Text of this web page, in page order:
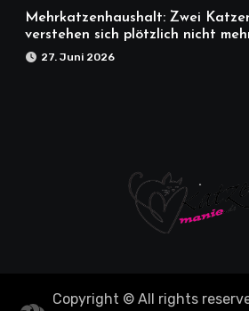
Mehrkatzenhaushalt: Zwei
verstehen sich plötzlich nicht
27. Juni 2026
Copyright © All rights